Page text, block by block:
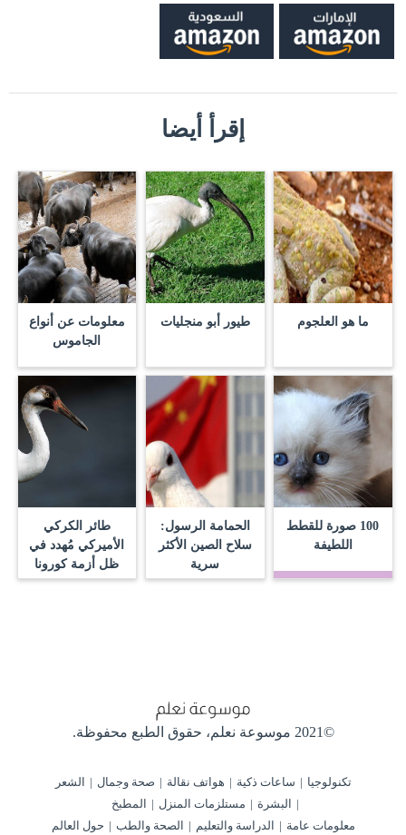
إقرأ أيضا
ما هو العلجوم طيور أبو منجليات
معلومات عن أنواع
الجاموس
100 صورة للقطط
اللطيفة
الحمامة الرسول:
سلاح الصين الأكثر
سرية
طائر الكركي
الأميركي مُهدد في
ظل أزمة كورونا
©2021 موسوعة نعلم، حقوق الطبع محفوظة.
تكنولوجيا ساعات ذكية هواتف نقالة صحة وجمال
الشعر
البشرة
مستلزمات المنزل
المطبخ
معلومات عامة
الدراسة والتعليم الصحة والطب حول العالم